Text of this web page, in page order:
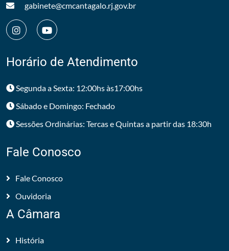
gabinete@cmcantagalo.rj.gov.br
Horário de Atendimento
Segunda a Sexta: 12:00hs às17:00hs
Sábado e Domingo: Fechado
Sessões Ordinárias: Tercas e Quintas a partir das 18:30h
Fale Conosco
Fale Conosco
Ouvidoria
A Câmara
História